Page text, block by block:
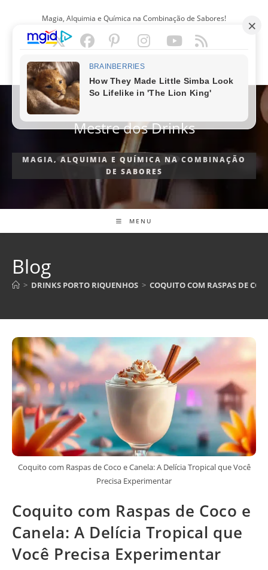
Magia, Alquimia e Química na Combinação de Sabores!
PORTUGUÊS
Mestre dos Drinks
MAGIA, ALQUIMIA E QUÍMICA NA COMBINAÇÃO
DE SABORES
MENU
Blog
> DRINKS PORTO RIQUENHOS > COQUITO COM RASPAS DE
Coquito com Raspas de Coco e Canela: A Delícia Tropical que Você
Precisa Experimentar
Coquito com Raspas de Coco e
Canela: A Delícia Tropical que
Você Precisa Experimentar